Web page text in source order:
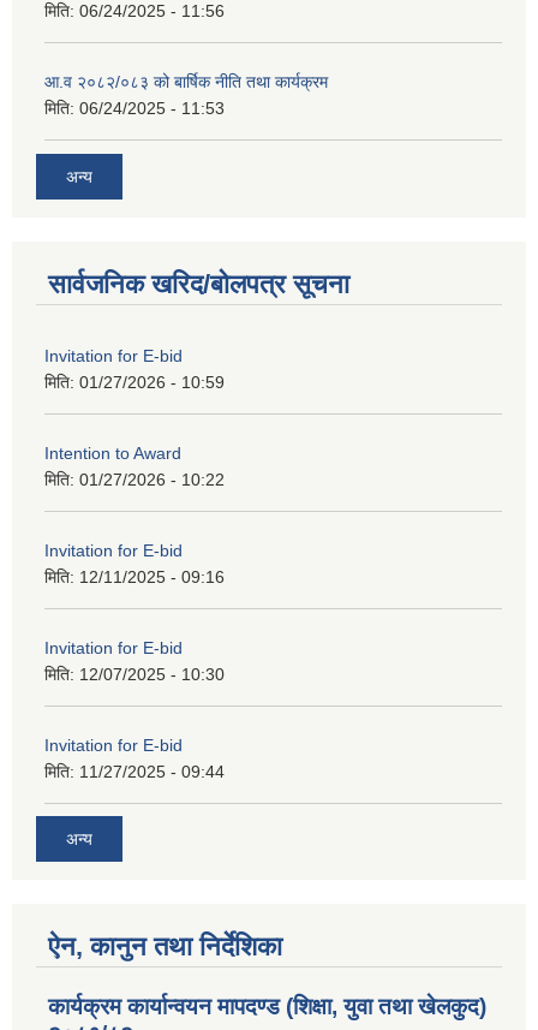
मिति: 06/24/2025 - 11:56
आ.व २०८२/०८३ को बार्षिक नीति तथा कार्यक्रम
मिति: 06/24/2025 - 11:53
अन्य
सार्वजनिक खरिद/बोलपत्र सूचना
Invitation for E-bid
मिति: 01/27/2026 - 10:59
Intention to Award
मिति: 01/27/2026 - 10:22
Invitation for E-bid
मिति: 12/11/2025 - 09:16
Invitation for E-bid
मिति: 12/07/2025 - 10:30
Invitation for E-bid
मिति: 11/27/2025 - 09:44
अन्य
ऐन, कानुन तथा निर्देशिका
कार्यक्रम कार्यान्वयन मापदण्ड (शिक्षा, युवा तथा खेलकुद)